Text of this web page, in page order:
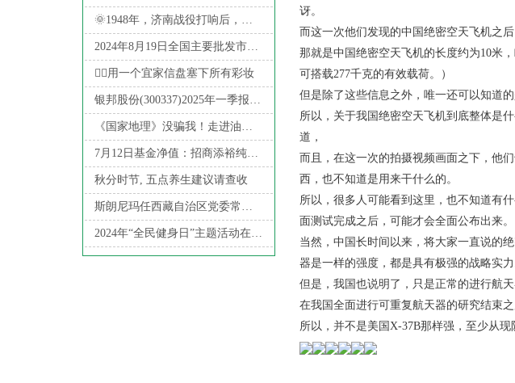
🌞1948年，济南战役打响后，蒋介石心腹爱将王耀武化装出逃，本以为
2024年8月19日全国主要批发市场核桃价格行情
☝🏻用一个宜家信盘塞下所有彩妆
银邦股份(300337)2025年一季报简析: 增收不增利, 公司应收账款体量较大
《国家地理》没骗我！走进油画里的绝美海滩🏖️
7月12日基金净值：招商添裕纯债A最新净值1.1781，涨0.03%
秋分时节, 五点养生建议请查收
斯朗尼玛任西藏自治区党委常委、统战部部长
2024年“全民健身日”主题活动在京举行 盛李豪、黄雨婷现身奥体
讶。
而这一次他们发现的中国绝密空天飞机之
那就是中国绝密空天飞机的长度约为10米
可搭载277千克的有效载荷。）
但是除了这些信息之外，唯一还可以知道
所以，关于我国绝密空天飞机到底整体是
道，
而且，在这一次的拍摄视频画面之下，他
西，也不知道是用来干什么的。
所以，很多人可能看到这里，也不知道有
面测试完成之后，可能才会全面公布出来。
当然，中国长时间以来，将大家一直说的
器是一样的强度，都是具有极强的战略实力
但是，我国也说明了，只是正常的进行航
在我国全面进行可重复航天器的研究结束
所以，并不是美国X-37B那样强，至少从